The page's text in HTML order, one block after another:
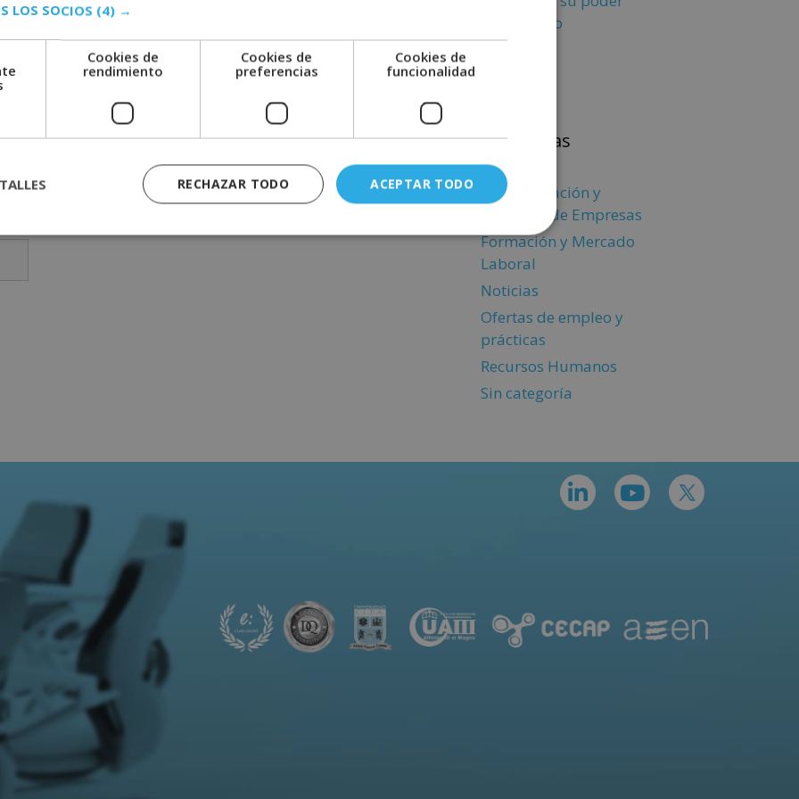
terapéutico
Categorías
Administración y
Dirección de Empresas
Formación y Mercado
Laboral
Noticias
Ofertas de empleo y
prácticas
Recursos Humanos
Sin categoría
LOS SOCIOS (4) →
Cookies de
rendimiento
Cookies de
preferencias
Cookies de
funcionalidad
ACEPTAR TODO
RECHAZAR TODO